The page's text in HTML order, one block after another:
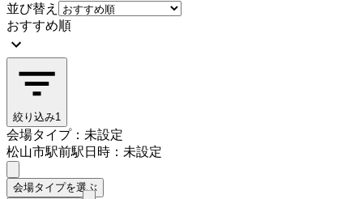
並び替え
おすすめ順
絞り込み1
会場タイプ：未設定
松山市駅前駅日時：未設定
会場タイプを選ぶ